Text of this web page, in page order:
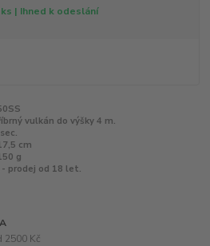
| Ihned k odeslání
vulkán do výšky 4 m.
cm
g
- prodej od 18 let.
2500 Kč